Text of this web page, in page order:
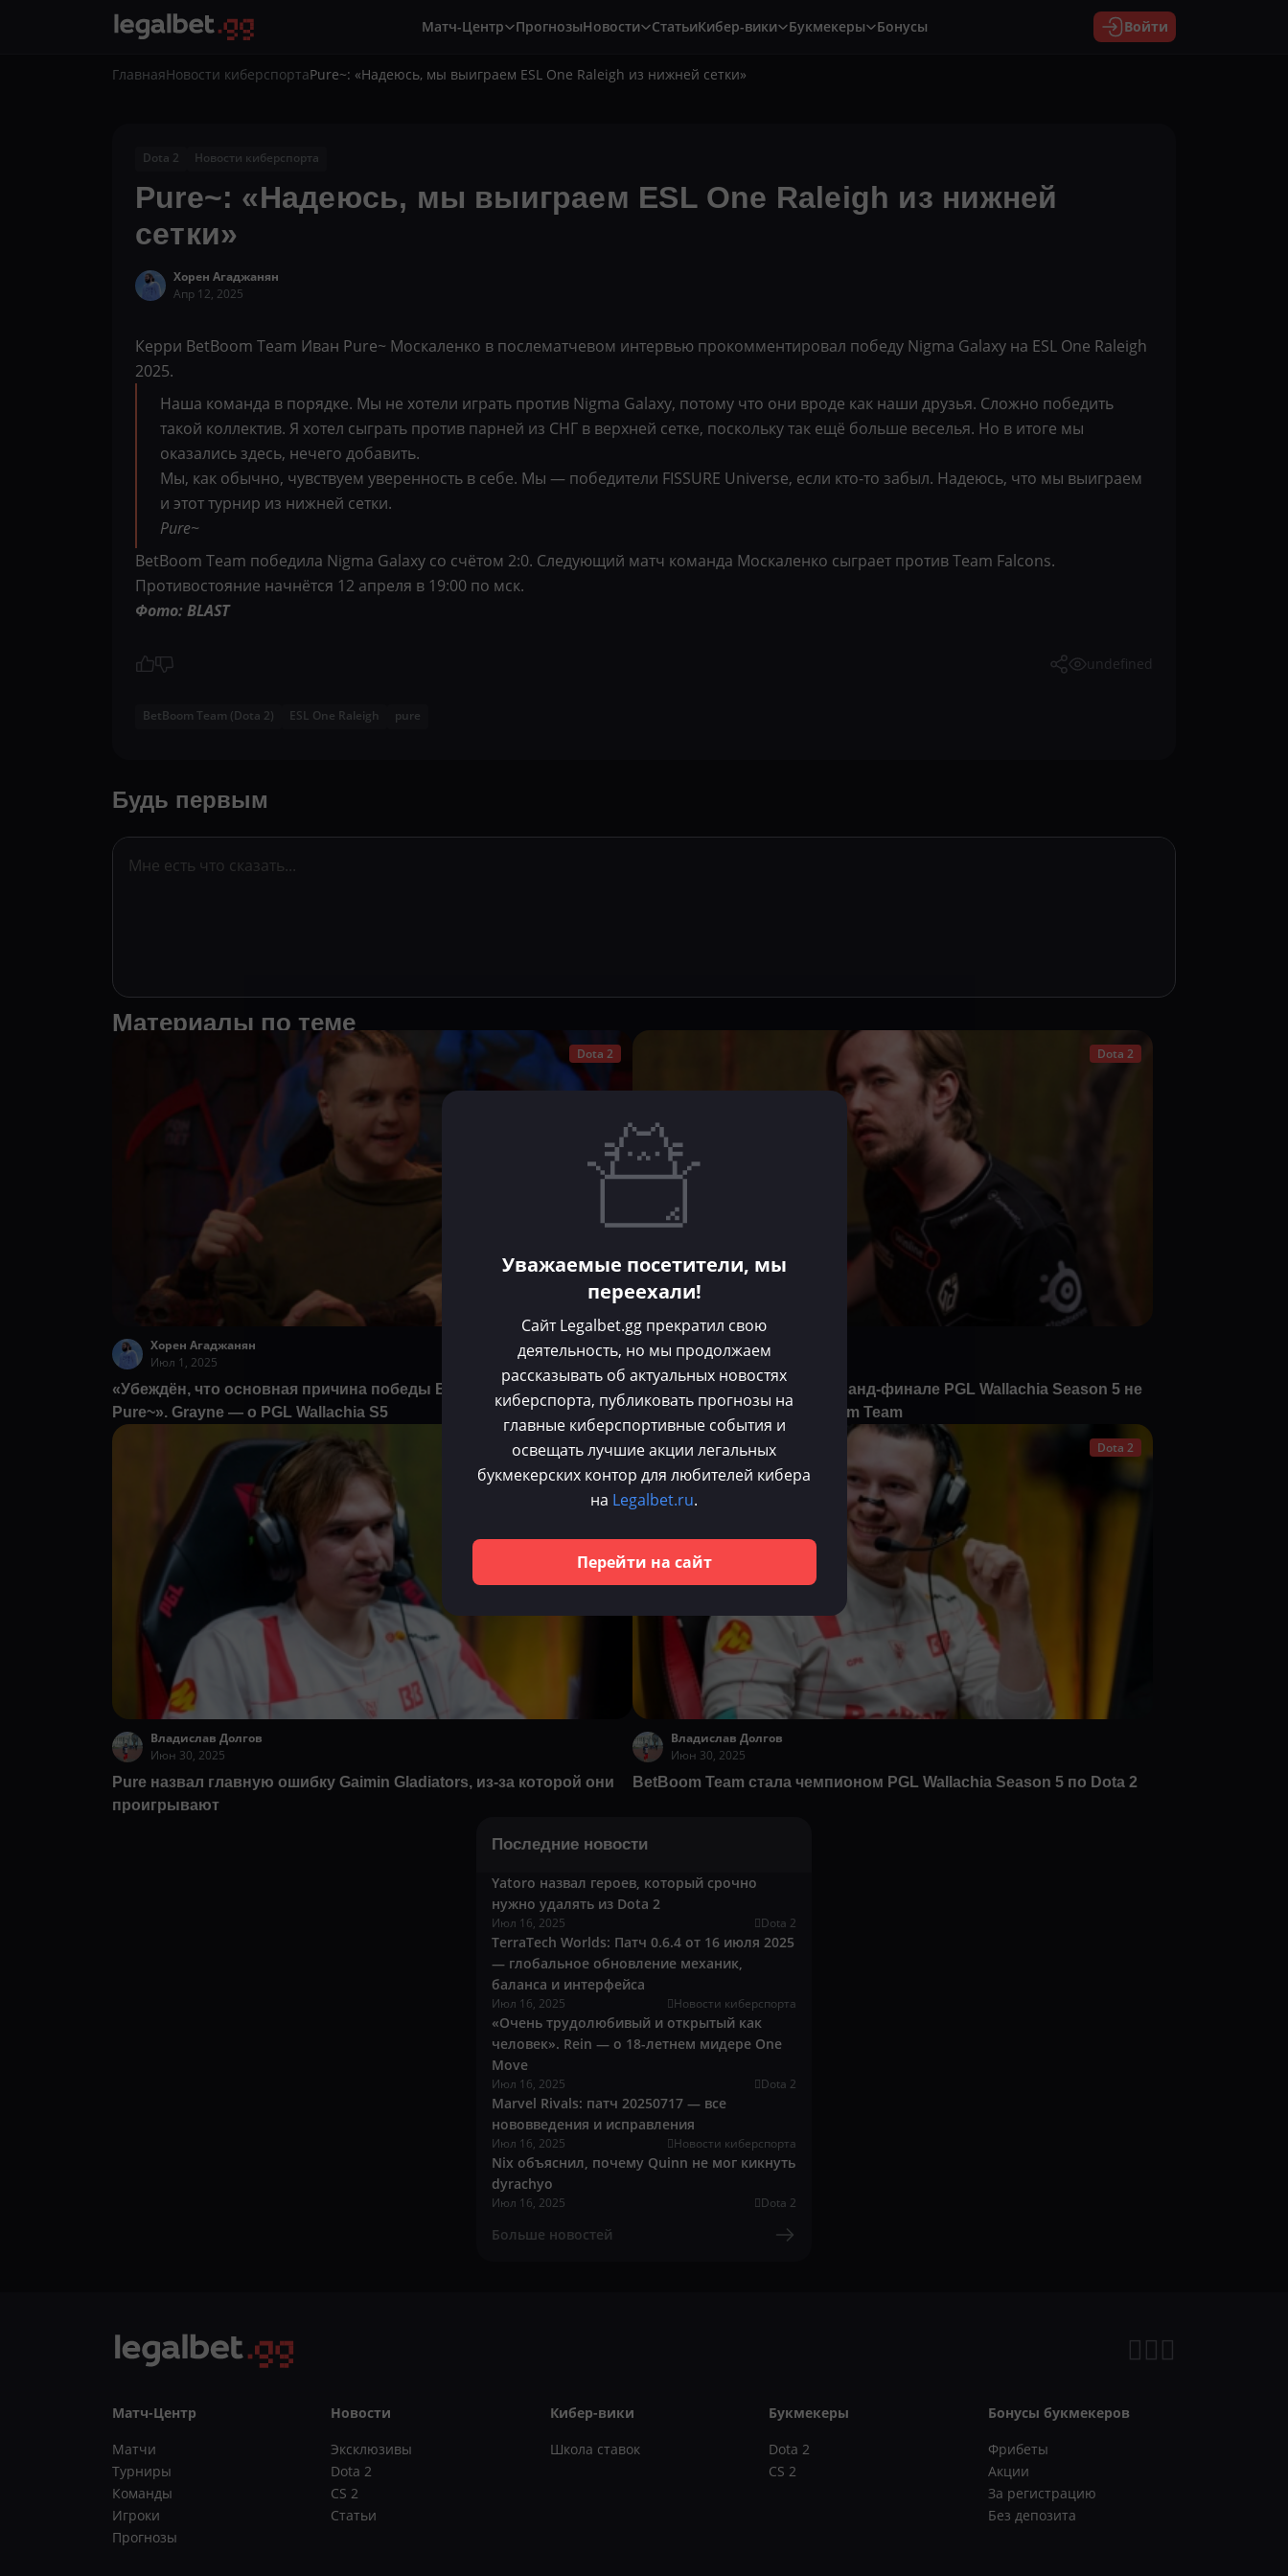
Матч-Центр ПрогнозыНовости СтатьиКибер-вики Букмекеры Бонусы Войти
ГлавнаяНовости киберспортаPure~: «Надеюсь, мы выиграем ESL One Raleigh из нижней сетки»
Dota 2 Новости киберспорта
Pure~: «Надеюсь, мы выиграем ESL One Raleigh из нижней
сетки»
Хорен Агаджанян
Апр 12, 2025
Керри BetBoom Team Иван Pure~ Москаленко в послематчевом интервью прокомментировал победу Nigma Galaxy на ESL One Raleigh
2025.
Наша команда в порядке. Мы не хотели играть против Nigma Galaxy, потому что они вроде как наши друзья. Сложно победить
такой коллектив. Я хотел сыграть против парней из СНГ в верхней сетке, поскольку так ещё больше веселья. Но в итоге мы
оказались здесь, нечего добавить.
Мы, как обычно, чувствуем уверенность в себе. Мы — победители FISSURE Universe, если кто-то забыл. Надеюсь, что мы выиграем
и этот турнир из нижней сетки.
Pure~
BetBoom Team победила Nigma Galaxy со счётом 2:0. Следующий матч команда Москаленко сыграет против Team Falcons.
Противостояние начнётся 12 апреля в 19:00 по мск.
Фото: BLAST
undefined
BetBoom Team (Dota 2) ESL One Raleigh pure
Будь первым
Материалы по теме
Dota 2
Хорен Агаджанян
Июл 1, 2025
«Убеждён, что основная причина победы BB — уверенность
Pure~». Grayne — о PGL Wallachia S5
Dota 2
Владислав Долгов
Июн 30, 2025
Quinn после поражения в гранд-финале PGL Wallachia Season 5 не
пожал руки игрокам BetBoom Team
Dota 2
Владислав Долгов
Июн 30, 2025
Pure назвал главную ошибку Gaimin Gladiators, из-за которой они
проигрывают
Dota 2
Владислав Долгов
Июн 30, 2025
BetBoom Team стала чемпионом PGL Wallachia Season 5 по Dota 2
Последние новости
Yatoro назвал героев, который срочно
нужно удалять из Dota 2
Июл 16, 2025 Dota 2
TerraTech Worlds: Патч 0.6.4 от 16 июля 2025
— глобальное обновление механик,
баланса и интерфейса
Июл 16, 2025 Новости киберспорта
«Очень трудолюбивый и открытый как
человек». Rein — о 18-летнем мидере One
Move
Июл 16, 2025 Dota 2
Marvel Rivals: патч 20250717 — все
нововведения и исправления
Июл 16, 2025 Новости киберспорта
Nix объяснил, почему Quinn не мог кикнуть
dyrachyo
Июл 16, 2025 Dota 2
Больше новостей
Матч-Центр
Матчи
Турниры
Команды
Игроки
Прогнозы
Новости
Эксклюзивы
Dota 2
CS 2
Статьи
Кибер-вики
Школа ставок
Букмекеры
Dota 2
CS 2
Бонусы букмекеров
Фрибеты
Акции
За регистрацию
Без депозита
Уважаемые посетители, мы
переехали!
Сайт Legalbet.gg прекратил свою
деятельность, но мы продолжаем
рассказывать об актуальных новостях
киберспорта, публиковать прогнозы на
главные киберспортивные события и
освещать лучшие акции легальных
букмекерских контор для любителей кибера
на Legalbet.ru.
Перейти на сайт